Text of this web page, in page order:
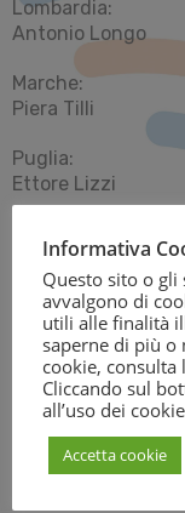
Lombardia:
Antonio Longo
Marche:
Piera Tilli
Puglia:
Ettore Lizzi
Federica Deplano
Sicilia:
Enrichetta
Toscana:
Desirèe Diddi
Umbria:
Informativa
Questo sito o
avvalgono di
utili alle finalità
saperne di più o
cookie, consulta
Cliccando sul
all’uso dei
Accetta cookie